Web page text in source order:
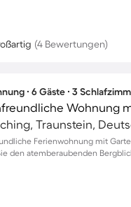
(4 Bewertungen)
∙ 6 Gäste ∙ 3
Traunstein,
Ferienwohnung mit
den atemberaubenden